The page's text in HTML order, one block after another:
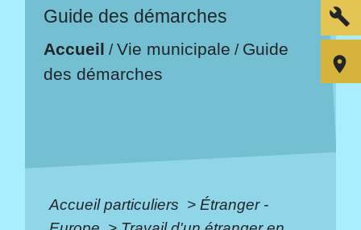
Guide des démarches
Accueil /Vie municipale / Guide
des démarches
Accueil particuliers > Étranger -
build
room